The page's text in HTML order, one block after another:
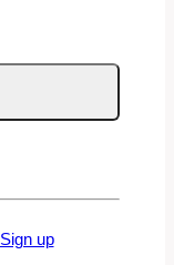
Sign up